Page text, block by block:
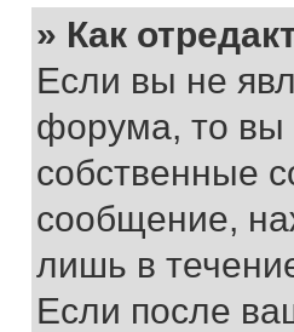
» Как
Если вы не
форума, то вы
собственные
сообщение,
лишь в
Если после